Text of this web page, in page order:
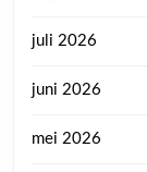
juli 2026
juni 2026
mei 2026